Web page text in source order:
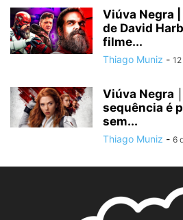
Viúva Negra
de David
filme...
Thiago Muniz -
Viúva Negra
sequência é
sem...
Thiago Muniz - 6